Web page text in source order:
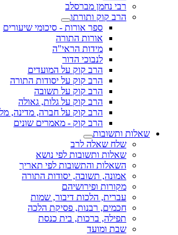
רבי נחמן מברסלב
הרב קוק ותורתו
ספר אורות - סיכומי שיעורים
אורות התורה
מידות הראי"ה
לנבוכי הדור
הרב קוק על המועדים
הרב קוק על יסודות התורה
הרב קוק על תשובה
הרב קוק על גלות, גאולה
הרב קוק על חברה, מדינה,
הרב קוק - מאמרים שונים
שאלות ותשובות
שלח שאלה לרב
שאלות ותשובות לפי נושא
השאלות והתשובות לפי תאריך
אמונה, תשובה, יסודות התורה
מקורות ופירושיהם
עברית, הלכות דיבור, שמות
חכמים, רבנות, פסיקת הלכה
תפילה, ברכות, בית כנסת
שבת ומועד